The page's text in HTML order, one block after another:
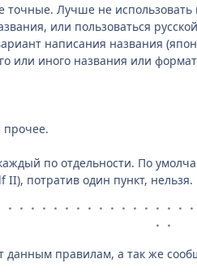
точные. Лучше не
или пользоваться
написания названия
или иного названия или
прочее.
по отдельности. По
потратив один пункт, нельзя.
・・・・・・・・・・・・・・
・・
данным правилам, а так же